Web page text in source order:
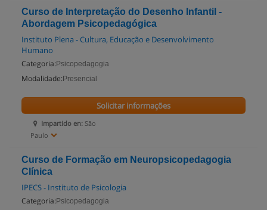
Curso de Interpretação do Desenho Infantil -
Abordagem Psicopedagógica
Instituto Plena - Cultura, Educação e Desenvolvimento
Humano
Categoria: Psicopedagogia
Modalidade: Presencial
Impartido en: São
Paulo
Solicitar informações
Curso de Formação em Neuropsicopedagogia
Clínica
IPECS - Instituto de Psicologia
Categoria: Psicopedagogia